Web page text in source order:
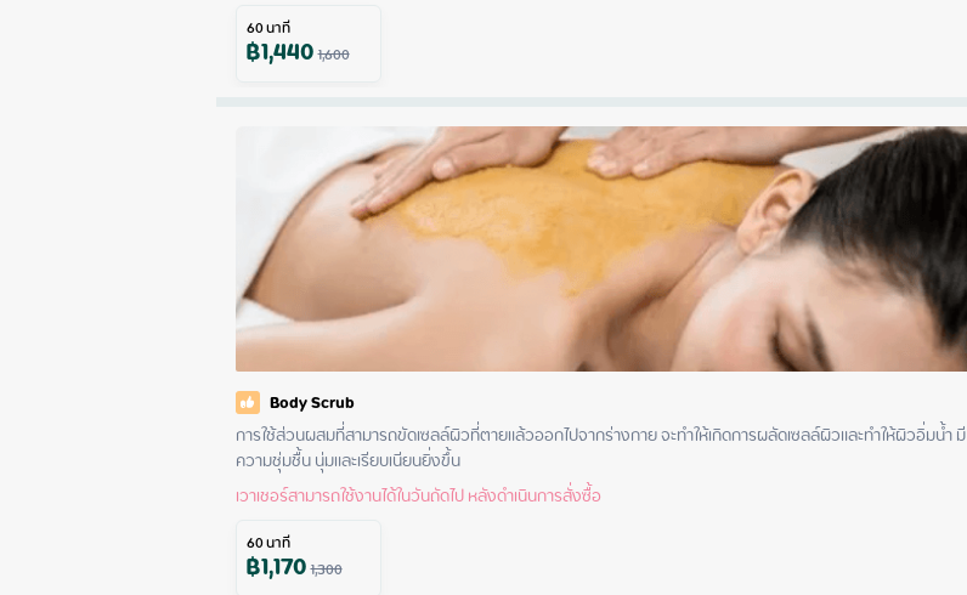
60นาที
฿1,4401,600
Body Scrub
การใช้ส่วนผสมที่สามารถขัดเซลล์ผิวที่ตายแล้วออกไปจากร่างกาย จะทำให้เกิดการผลัดเซลล์ผิวและทำให้ผิวอิ่มน้ำ มี
ความชุ่มชื้น นุ่มและเรียบเนียนยิ่งขึ้น
เวาเชอร์สามารถใช้งานได้ในวันถัดไป หลังดำเนินการสั่งซื้อ
60นาที
฿1,1701,300